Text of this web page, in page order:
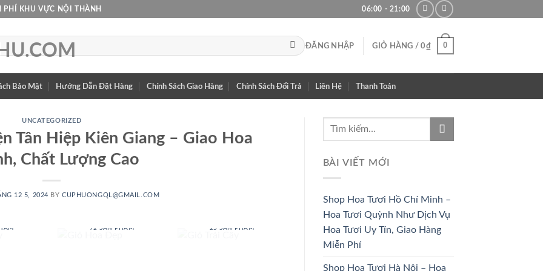
KHU VỰC NỘI THÀNH 06:00 - 21:00
ĐĂNG NHẬP GIỎ HÀNG /0₫ 0
Bảo Mật Hướng Dẫn Đặt Hàng Chính Sách Giao Hàng Chính Sách Đổi Trả Liên Hệ Thanh Toán
UNCATEGORIZED
Tân Hiệp Kiên Giang – Giao Hoa
Chất Lượng Cao
12 5, 2024 BYCUPHUONGQL@GMAIL.COM
72 SẢN PHẨM 25 SẢN PHẨM
BÀI VIẾT MỚI
Shop Hoa Tươi Hồ Chí Minh –
Hoa Tươi Quỳnh Như Dịch Vụ
Hoa Tươi Uy Tín, Giao Hàng
Miễn Phí
Shop Hoa Tươi Hà Nội – Hoa